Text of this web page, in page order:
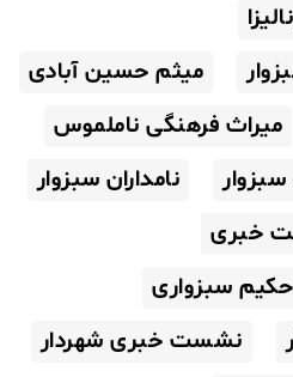
میثم حسین آبادی
میراث فرهنگی ناملموس
سبزوار
نامداران سبزوار
خبری
سبزواری
نشست خبری شهردار